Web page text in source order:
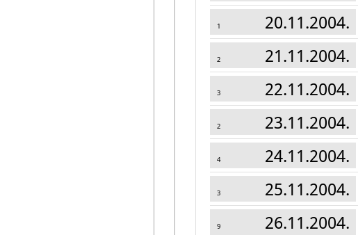
1 20.11.2004.
2 21.11.2004.
3 22.11.2004.
2 23.11.2004.
4 24.11.2004.
3 25.11.2004.
9 26.11.2004.